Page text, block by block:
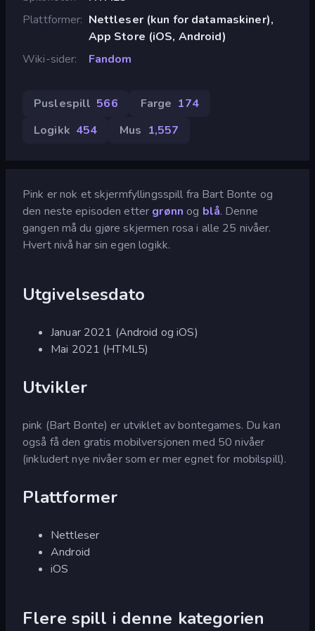
Plattformer Nettleser (kun for datamaskiner),
App Store (iOS, Android)
Wiki-sider
Fandom
Puslespill 566 Farge 174
Logikk 454 Mus 1,557
Pink er nok et skjermfyllingsspill fra Bart Bonte og
den neste episoden etter grønn og blå. Denne
gangen må du gjøre skjermen rosa i alle 25 nivåer.
Hvert nivå har sin egen logikk.
Utgivelsesdato
Januar 2021 (Android og iOS)
Mai 2021 (HTML5)
Utvikler
pink (Bart Bonte) er utviklet av bontegames. Du kan
også få den gratis mobilversjonen med 50 nivåer
(inkludert nye nivåer som er mer egnet for mobilspill).
Plattformer
Nettleser
Android
iOS
Flere spill i denne kategorien